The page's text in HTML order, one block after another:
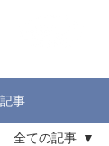
記事
全ての記事